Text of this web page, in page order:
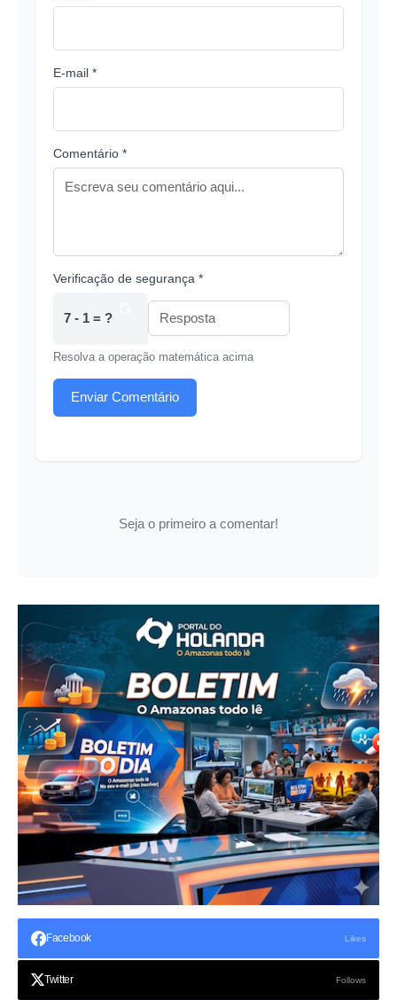
E-mail *
Comentário *
Verificação de segurança *
7 - 1 = ?
Resolva a operação matemática acima
Enviar Comentário
Seja o primeiro a comentar!
Facebook Likes
Twitter Follows